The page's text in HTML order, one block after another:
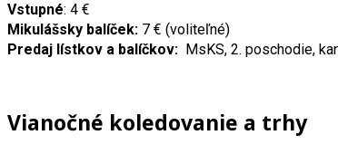
Vstupné: 4 €
Mikulášsky balíček: 7 € (voliteľné)
Predaj lístkov a balíčkov: MsKS, 2. poschodie,
Vianočné koledovanie a trhy